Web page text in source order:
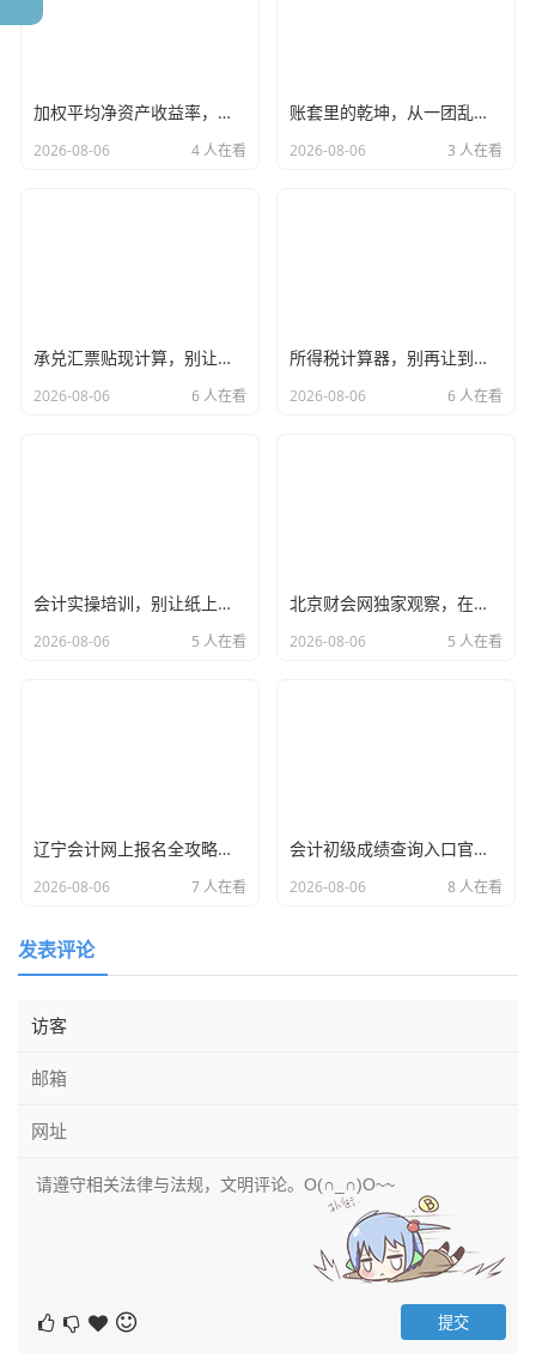
钱，半路上就被卡住了；资质不批，公司连个影子都见不
加权平均净资产收益率，别只盯着利润看，这才是你投资的真金白银
2026-08-06 4 人在看
账套里的乾坤，从一团乱麻到井井有条，财务人的进阶之路
2026-08-06 3 人在看
承兑汇票贴现计算，别让利息吃掉你的利润——一个注会老法师的掏心窝子指南
2026-08-06 6 人在看
所得税计算器，别再让到手工资成为谜题，教你用专业眼光看个税
2026-08-06 6 人在看
会计实操培训，别让纸上谈兵毁了你的职业生涯——一位注会老兵的真心话
2026-08-06 5 人在看
北京财会网独家观察，在卷出天际的北京，注册会计师的生存图鉴与未来出路
2026-08-06 5 人在看
辽宁会计网上报名全攻略，从手忙脚乱到稳操胜券的进阶之路
2026-08-06 7 人在看
会计初级成绩查询入口官网，查分前的焦虑与拿到证书后的真实人生
2026-08-06 8 人在看
发表评论